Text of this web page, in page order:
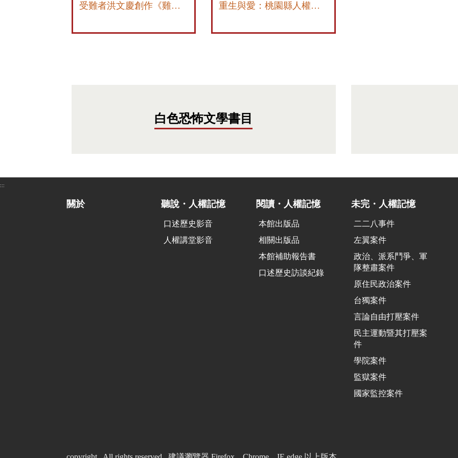
受難者洪文慶創作《雞婆伯故事集錦》 重生與愛：桃園縣人權歷史口述文集
白色恐怖文學書目
:::
關於 聽說・人權記憶
口述歷史影音
人權講堂影音
閱讀・人權記憶
本館出版品
相關出版品
本館補助報告書
口述歷史訪談紀錄
未完・人權記憶
二二八事件
左翼案件
政治、派系鬥爭、軍
隊整肅案件
原住民政治案件
台獨案件
言論自由打壓案件
民主運動暨其打壓案
件
學院案件
監獄案件
國家監控案件